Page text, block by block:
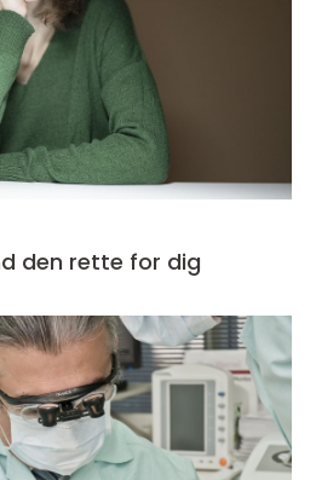
den rette for dig